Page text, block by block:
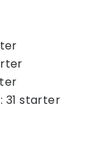
31 starter